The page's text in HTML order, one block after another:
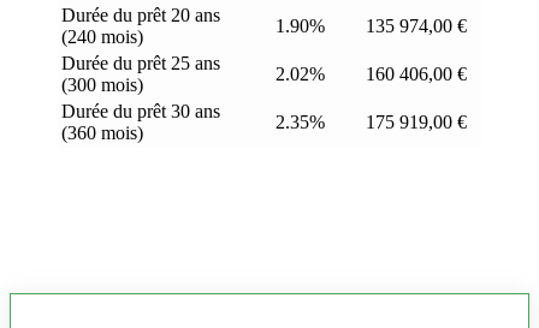
Durée du prêt 20 ans
(240 mois)
1.90%
135 974,00 €
Durée du prêt 25 ans
(300 mois)
2.02%
160 406,00 €
Durée du prêt 30 ans
(360 mois)
2.35% 175 919,00 €